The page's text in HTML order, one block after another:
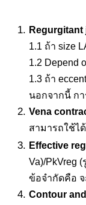
Regurgitant
1.1 ถ้า size
1.2 Depend
1.3 ถ้า
นอกจากนี้ กา
Vena
สามารถใช้ไ
Effective
Va)/PkVreg
ข้อจำกัดคือ จ
Contour